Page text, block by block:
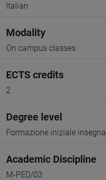
Italian
Modality
On campus classes
ECTS credits
2
Degree level
Formazione iniziale
Academic Discipline
M-PED/03